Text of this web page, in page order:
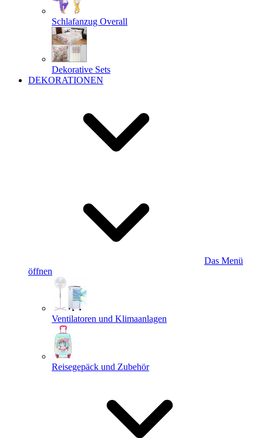
Schlafanzug Overall
Dekorative Sets
DEKORATIONEN
Das Menü
öffnen
Ventilatoren und Klimaanlagen
Reisegepäck und Zubehör